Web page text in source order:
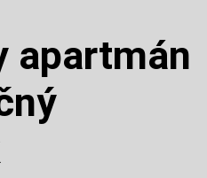
apartmán